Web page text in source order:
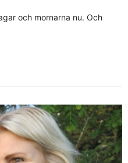
och mornarna nu. Och